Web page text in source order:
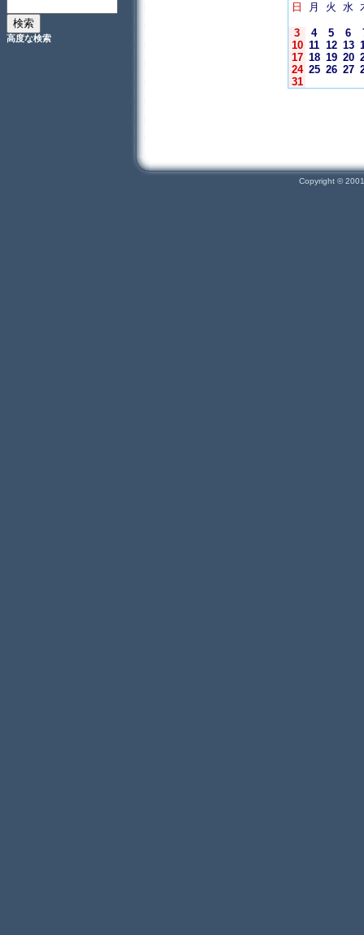
高度な検索
日 月 火 水
3 4 5 6
10 11 12 13
17 18 19 20
24 25 26 27
31
Copyright ©